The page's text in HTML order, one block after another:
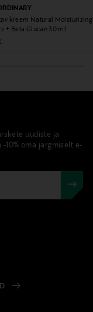
kreem Natural Moisturizing
+ Beta Glucan 30 ml
Price
uudiste ja
10% oma järgmiselt e-